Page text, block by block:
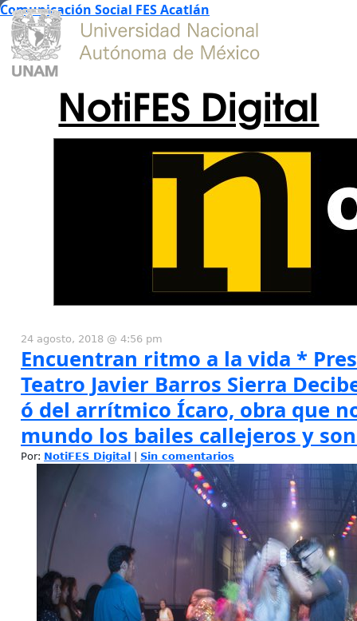
Comunicación Social FES Acatlán
NotiFES Digital
24 agosto, 2018 @ 4:56 pm
Encuentran ritmo a la vida *
Teatro Javier Barros Sierra
ó del arrítmico Ícaro, obra que
mundo los bailes callejeros y
Por: NotiFES Digital Sin comentarios